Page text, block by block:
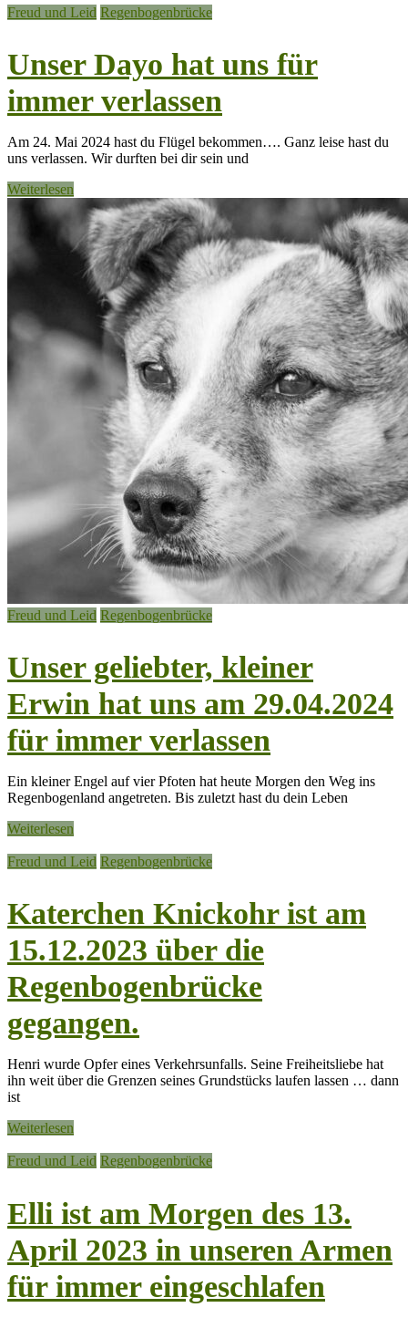
Freud und Leid Regenbogenbrücke
Unser Dayo hat uns für
immer verlassen
Am 24. Mai 2024 hast du Flügel bekommen…. Ganz leise hast du
uns verlassen. Wir durften bei dir sein und
Weiterlesen
Freud und Leid Regenbogenbrücke
Unser geliebter, kleiner
Erwin hat uns am 29.04.2024
für immer verlassen
Ein kleiner Engel auf vier Pfoten hat heute Morgen den Weg ins
Regenbogenland angetreten. Bis zuletzt hast du dein Leben
Weiterlesen
Freud und Leid Regenbogenbrücke
Katerchen Knickohr ist am
15.12.2023 über die
Regenbogenbrücke
gegangen.
Henri wurde Opfer eines Verkehrsunfalls. Seine Freiheitsliebe hat
ihn weit über die Grenzen seines Grundstücks laufen lassen … dann
ist
Weiterlesen
Freud und Leid Regenbogenbrücke
Elli ist am Morgen des 13.
April 2023 in unseren Armen
für immer eingeschlafen